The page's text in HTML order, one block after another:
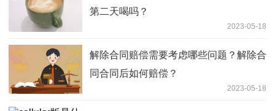
第二天喝吗？
2023-05-18
解除合同赔偿需要考虑哪些问题？解除合
同合同后如何赔偿？
2023-05-18